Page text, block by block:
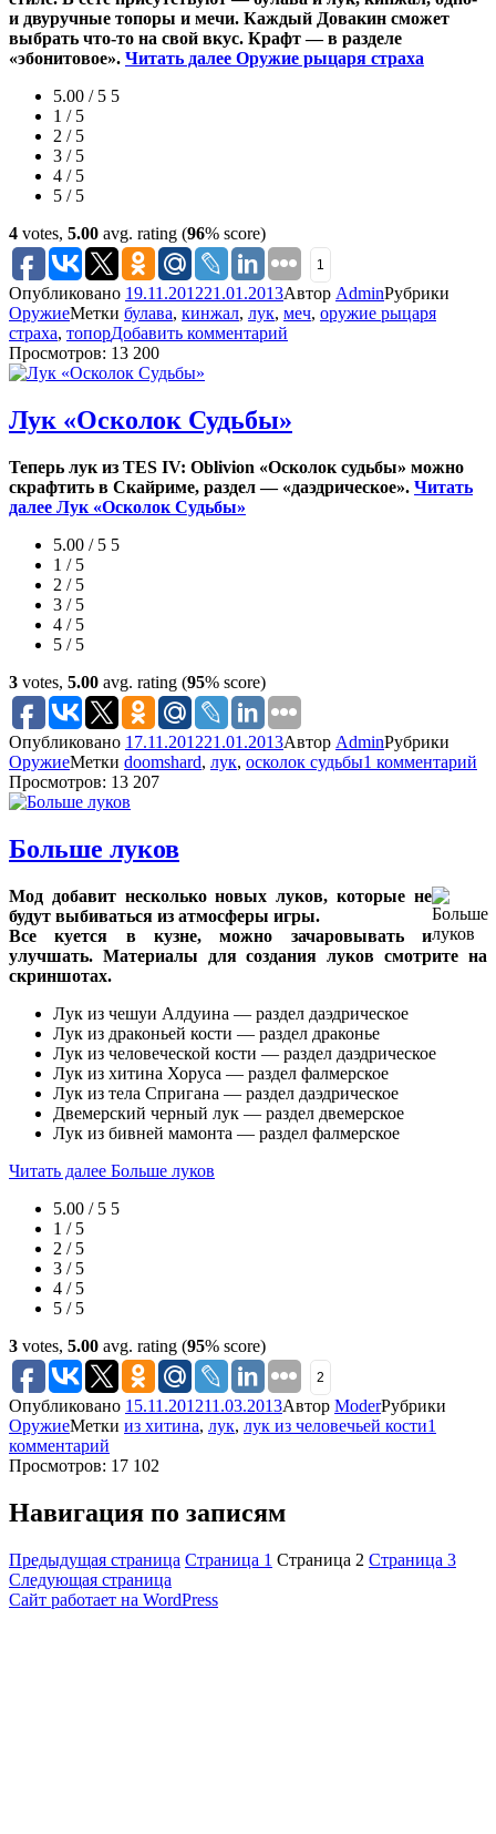
и двуручные топоры и мечи. Каждый Довакин сможет
выбрать что-то на свой вкус. Крафт — в разделе
«эбонитовое». Читать далее Оружие рыцаря страха
5.00 / 5 5
1 / 5
2 / 5
3 / 5
4 / 5
5 / 5
4 votes, 5.00 avg. rating (96% score)
1
Опубликовано 19.11.201221.01.2013Автор AdminРубрики
ОружиеМетки булава, кинжал, лук, меч, оружие рыцаря
страха, топорДобавить комментарий
Просмотров: 13 200
Лук «Осколок Судьбы»
Теперь лук из TES IV: Oblivion «Осколок судьбы» можно
скрафтить в Скайриме, раздел — «даэдрическое». Читать
далее Лук «Осколок Судьбы»
5.00 / 5 5
1 / 5
2 / 5
3 / 5
4 / 5
5 / 5
3 votes, 5.00 avg. rating (95% score)
Опубликовано 17.11.201221.01.2013Автор AdminРубрики
ОружиеМетки doomshard, лук, осколок судьбы1 комментарий
Просмотров: 13 207
Больше луков
Мод добавит несколько новых луков, которые не
будут выбиваться из атмосферы игры.
Все куется в кузне, можно зачаровывать и
улучшать. Материалы для создания луков смотрите на
скриншотах.
Лук из чешуи Алдуина — раздел даэдрическое
Лук из драконьей кости — раздел драконье
Лук из человеческой кости — раздел даэдрическое
Лук из хитина Хоруса — раздел фалмерское
Лук из тела Спригана — раздел даэдрическое
Двемерский черный лук — раздел двемерское
Лук из бивней мамонта — раздел фалмерское
Читать далее Больше луков
5.00 / 5 5
1 / 5
2 / 5
3 / 5
4 / 5
5 / 5
3 votes, 5.00 avg. rating (95% score)
2
Опубликовано 15.11.201211.03.2013Автор ModerРубрики
ОружиеМетки из хитина, лук, лук из человечьей кости1
комментарий
Просмотров: 17 102
Навигация по записям
Предыдущая страница Страница 1 Страница 2 Страница 3
Следующая страница
Сайт работает на WordPress